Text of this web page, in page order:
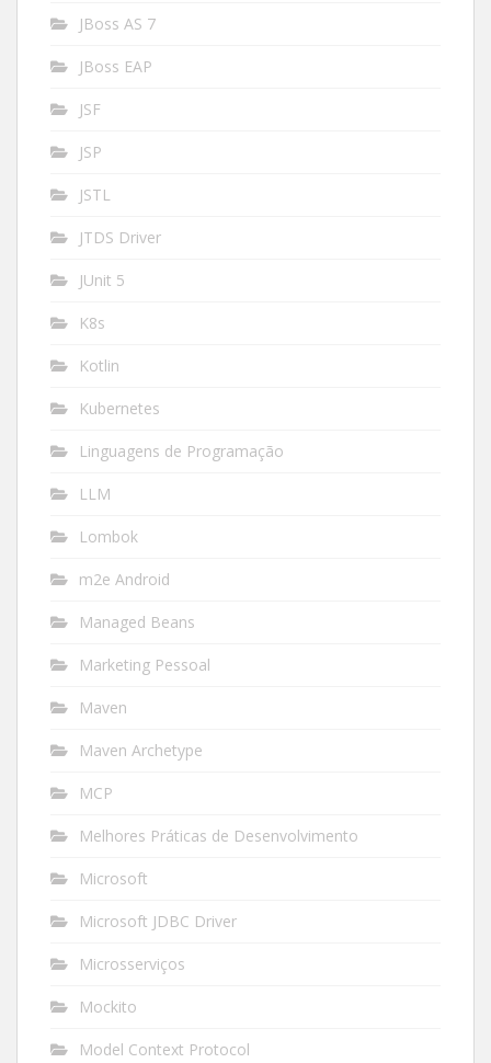
JBoss AS 7
JBoss EAP
JSF
JSP
JSTL
JTDS Driver
JUnit 5
K8s
Kotlin
Kubernetes
Linguagens de Programação
LLM
Lombok
m2e Android
Managed Beans
Marketing Pessoal
Maven
Maven Archetype
MCP
Melhores Práticas de Desenvolvimento
Microsoft
Microsoft JDBC Driver
Microsserviços
Mockito
Model Context Protocol